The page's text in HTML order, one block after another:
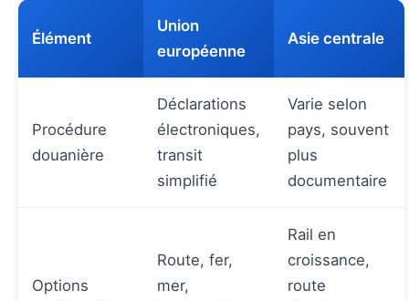
Élément
Union
européenne
Asie centrale
Procédure
douanière
Déclarations
électroniques,
transit
simplifié
Varie selon
pays, souvent
plus
documentaire
Options
Route, fer,
mer,
Rail en
croissance,
route